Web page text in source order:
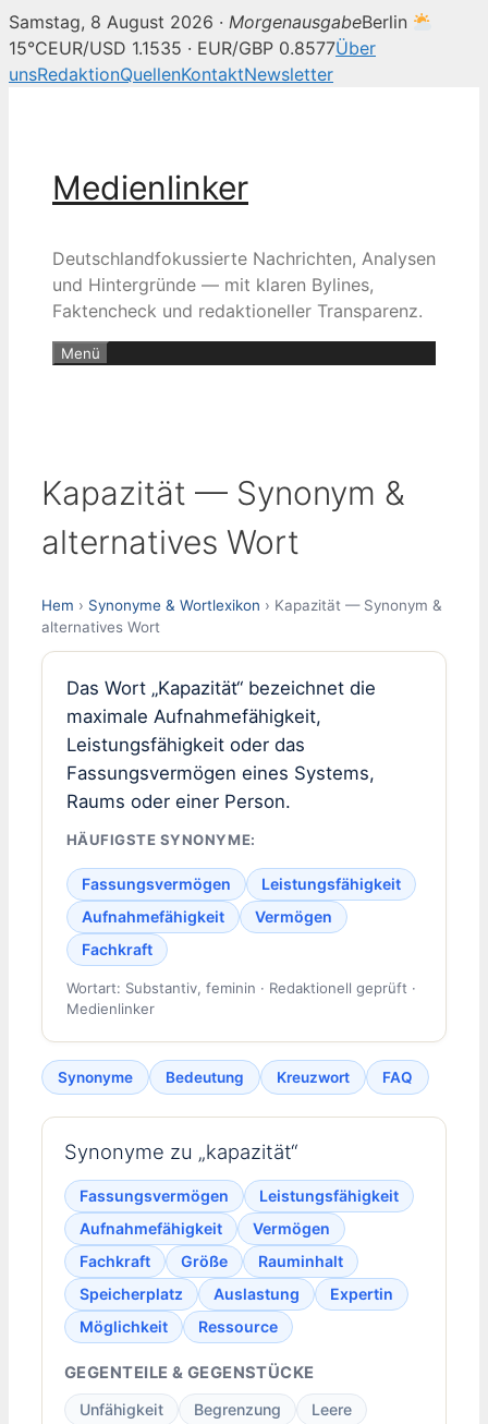
Samstag, 8 August 2026 · MorgenausgabeBerlin
15°CEUR/USD 1.1535 · EUR/GBP 0.8577Über
unsRedaktionQuellenKontaktNewsletter
Medienlinker
Deutschlandfokussierte Nachrichten, Analysen
und Hintergründe — mit klaren Bylines,
Faktencheck und redaktioneller Transparenz.
Menü
Kapazität — Synonym &
alternatives Wort
Hem › Synonyme & Wortlexikon › Kapazität — Synonym &
alternatives Wort
Das Wort „Kapazität“ bezeichnet die
maximale Aufnahmefähigkeit,
Leistungsfähigkeit oder das
Fassungsvermögen eines Systems,
Raums oder einer Person.
HÄUFIGSTE SYNONYME:
Fassungsvermögen
Leistungsfähigkeit
Aufnahmefähigkeit
Vermögen
Fachkraft
Wortart: Substantiv, feminin · Redaktionell geprüft ·
Medienlinker
Synonyme Bedeutung Kreuzwort FAQ
Synonyme zu „kapazität“
Fassungsvermögen
Leistungsfähigkeit
Aufnahmefähigkeit
Vermögen
Fachkraft
Größe
Rauminhalt
Speicherplatz
Auslastung
Expertin
Möglichkeit
Ressource
GEGENTEILE & GEGENSTÜCKE
Unfähigkeit Begrenzung Leere